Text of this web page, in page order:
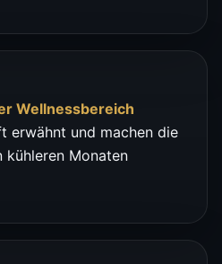
Wellnessbereich
erwähnt und machen die
kühleren Monaten